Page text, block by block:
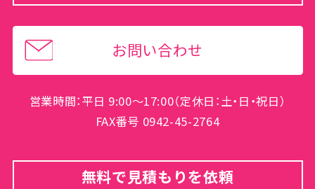
お問い合わせ
営業時間：平日 9:00～17:00（定休日：土・日・祝日）
FAX番号 0942-45-2764
無料で見積もりを依頼